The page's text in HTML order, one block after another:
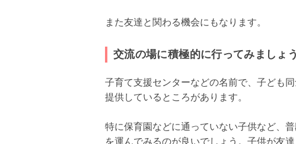
また友達と関わる機会にもなります。
交流の場に積極的に行ってみましょう
子育て支援センターなどの名前で、子ども
提供しているところがあります。
特に保育園などに通っていない子供など、
を運んでみるのが良いでしょう。子供が友